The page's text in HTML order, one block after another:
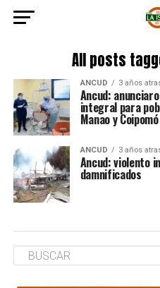
All posts
ANCUD 3 años
Ancud:
integral para
Manao y Coipomó
ANCUD 3 años
Ancud: violento
damnificados